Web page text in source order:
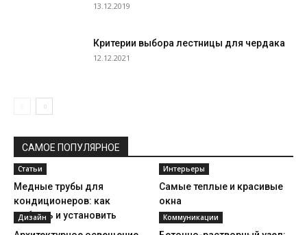
13.12.2019
Критерии выбора лестницы для чердака
12.12.2021
САМОЕ ПОПУЛЯРНОЕ
Статьи
Медные трубы для
кондиционеров: как
выбрать и установить
Интерьеры
Самые теплые и красивые
окна
Дизайн Коммуникации